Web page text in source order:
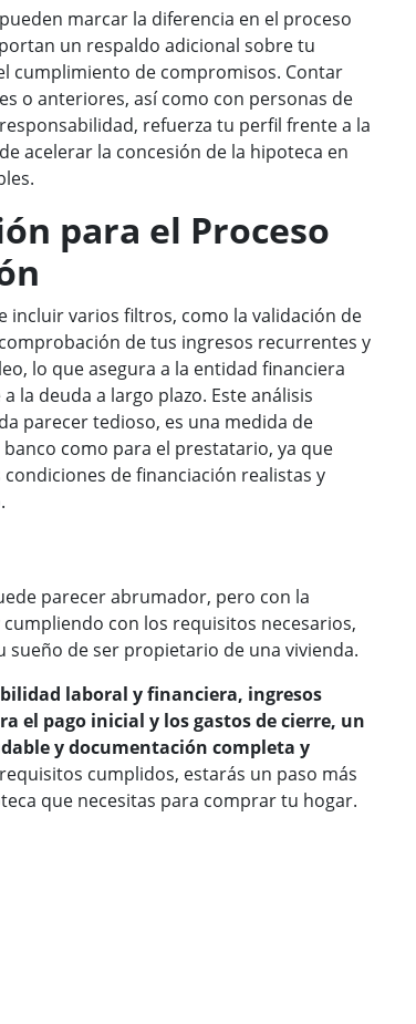
marcar la diferencia en el proceso
un respaldo adicional sobre tu
cumplimiento de compromisos. Contar
o anteriores, así como con personas de
refuerza tu perfil frente a la
acelerar la concesión de la hipoteca en
para el Proceso
incluir varios filtros, como la validación de
de tus ingresos recurrentes y
lo que asegura a la entidad financiera
la deuda a largo plazo. Este análisis
parecer tedioso, es una medida de
como para el prestatario, ya que
de financiación realistas y
parecer abrumador, pero con la
con los requisitos necesarios,
sueño de ser propietario de una vivienda.
laboral y financiera, ingresos
el pago inicial y los gastos de cierre, un
y documentación completa y
cumplidos, estarás un paso más
que necesitas para comprar tu hogar.